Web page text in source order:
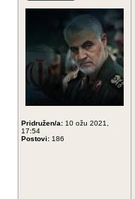
Pridružen/a: 10 ožu 2021,
17:54
Postovi: 186